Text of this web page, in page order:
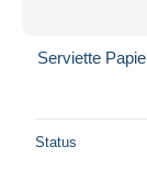
Serviette
Status